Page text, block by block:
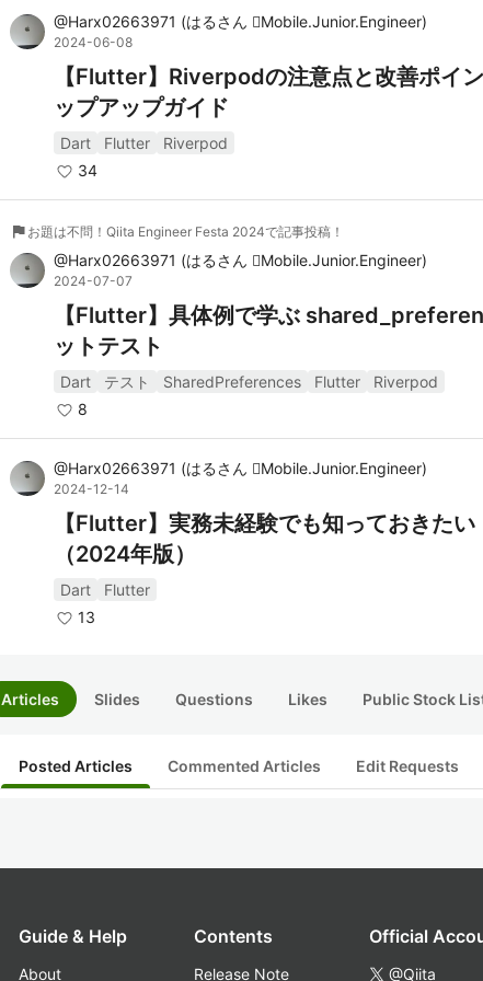
@Harx02663971 (はるさん Mobile.Junior.Engineer)
2024-06-08
【Flutter】Riverpodの注意点と改善ポイ
ップアップガイド
Dart Flutter
Riverpod
34
flag お題は不問！Qiita Engineer Festa 2024で記事投稿！
@Harx02663971 (はるさん Mobile.Junior.Engineer)
2024-07-07
【Flutter】具体例で学ぶ
ットテスト
Dart テスト SharedPreferences Flutter
Riverpod
8
@Harx02663971 (はるさん Mobile.Junior.Engineer)
2024-12-14
【Flutter】実務未経験でも知っておきた
（2024年版）
Dart
Flutter
13
Articles Slides Questions Likes Public Stock
Posted Articles Commented Articles Edit Requests
Guide & Help
About
Contents
Release Note
Official
@Qiita